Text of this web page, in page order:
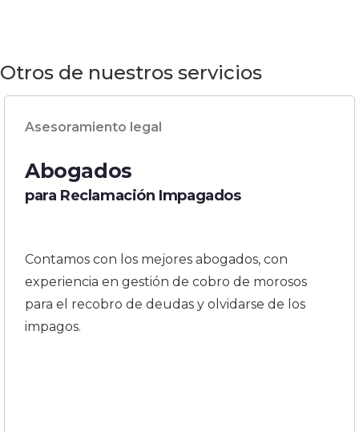
Otros de nuestros servicios
Asesoramiento legal
Abogados
para Reclamación Impagados
Contamos con los mejores abogados, con
experiencia en gestión de cobro de morosos
para el recobro de deudas y olvidarse de los
impagos.